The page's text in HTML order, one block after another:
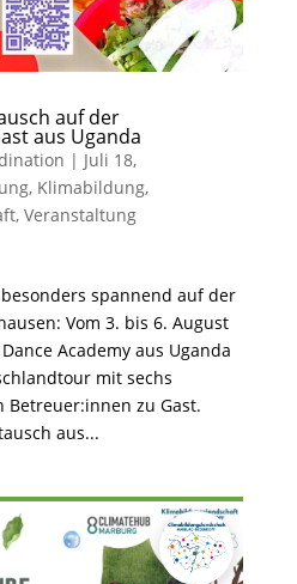
auf der
aus Uganda
| Juli 18,
, Klimabildung,
, Veranstaltung
spannend auf der
Vom 3. bis 6. August
Academy aus Uganda
mit sechs
Betreuer:innen zu Gast.
aus...